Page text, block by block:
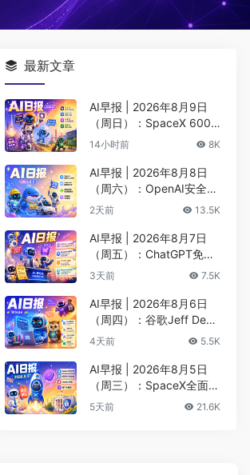
最新文章
AI早报 | 2026年8月9日
（周日）：SpaceX 600
亿美元收购Cursor最快下
遭突破
14小时前 8K
AI早报 | 2026年8月8日
（周六）：OpenAI安全评
估暂停Astra开发、DeepS
资
2天前 13.5K
AI早报 | 2026年8月7日
（周五）：ChatGPT免费
版升级GPT-5.6 Luna无限
萨比斯卸任CEO
3天前 7.5K
AI早报 | 2026年8月6日
（周四）：谷歌Jeff Dean
创办AI科学公司、Meta发
4天前 5.5K
AI早报 | 2026年8月5日
（周三）：SpaceX全面押
注英伟达布局太空AI、四
5天前 21.6K